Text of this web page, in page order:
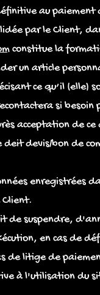
au
par le Client,
constitue la
un article
ce qu’il (elle)
si
acceptation de
deit devis/bon de
enregistrées
Client.
de suspendre,
en cas de
de litige de
à l'utilisation du